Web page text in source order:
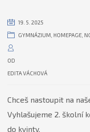
19. 5. 2025
GYMNÁZIUM HOMEPAGE
OD
EDITA VÁCHOVÁ
Chceš nastoupit na
Vyhlašujeme 2. školní
do kvinty.